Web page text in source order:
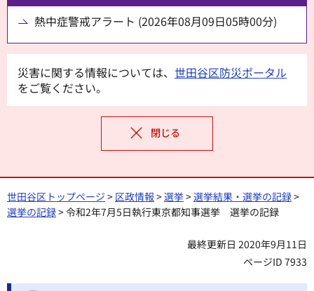
熱中症警戒アラート (2026年08月09日05時00分)
災害に関する情報については、 世田谷区防災ポータル
をご覧ください。
閉じる
世田谷区トップページ > 区政情報 >選挙>選挙結果・選挙の記録>
選挙の記録> 令和2年7月5日執行東京都知事選挙 選挙の記録
最終更新日 2020年9月11日
ページID 7933